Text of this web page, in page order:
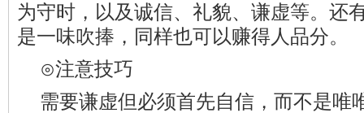
为守时，以及诚信、礼貌、谦虚等。还
是一味吹捧，同样也可以赚得人品分。
⊙注意技巧
需要谦虚但必须首先自信，而不是唯